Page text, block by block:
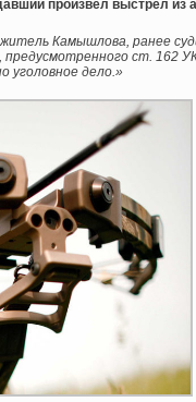
произвёл выстрел из
житель Камышлова, ранее
ст. 162
уголовное дело.»